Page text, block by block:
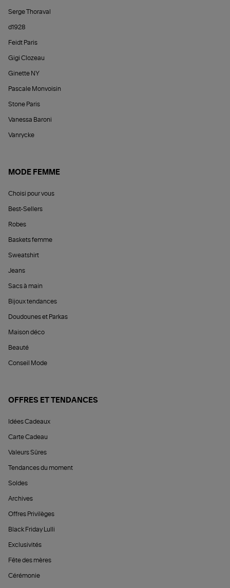
Serge Thoraval
d1928
Feidt Paris
Gigi Clozeau
Ginette NY
Pascale Monvoisin
Stone Paris
Vanessa Baroni
Vanrycke
MODE FEMME
Choisi pour vous
Best-Sellers
Robes
Baskets femme
Sweatshirt
Jeans
Sacs à main
Bijoux tendances
Doudounes et Parkas
Maison déco
Beauté
Conseil Mode
OFFRES ET TENDANCES
Idées Cadeaux
Carte Cadeau
Valeurs Sûres
Tendances du moment
Soldes
Archives
Offres Privilèges
Black Friday Lulli
Exclusivités
Fête des mères
Cérémonie